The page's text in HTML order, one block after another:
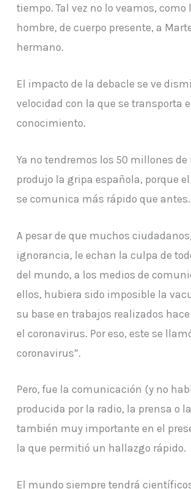
tiempo. Tal vez no lo veamos, como
hombre, de cuerpo presente, a
hermano.
El impacto de la debacle se ve
velocidad con la que se transporta el
conocimiento.
Ya no tendremos los 50 millones
produjo la gripa española, porque
se comunica más rápido que antes.
A pesar de que muchos
ignorancia, le echan la culpa de
del mundo, a los medios de
ellos, hubiera sido imposible la
su base en trabajos realizados hace
el coronavirus. Por eso, este se
coronavirus”.
Pero, fue la comunicación (y no
producida por la radio, la prensa o
también muy importante en el
la que permitió un hallazgo rápido.
El mundo siempre tendrá